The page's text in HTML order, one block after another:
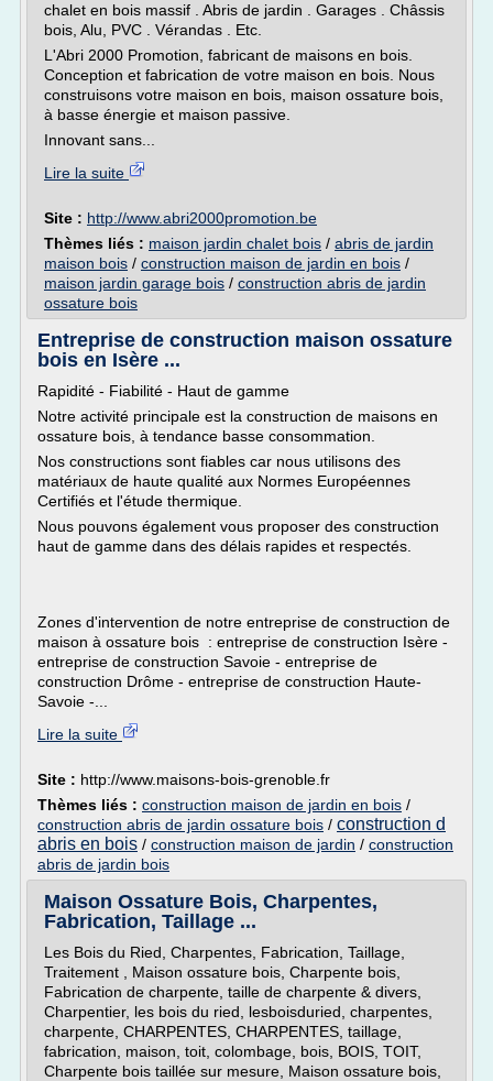
chalet en bois massif . Abris de jardin . Garages . Châssis
bois, Alu, PVC . Vérandas . Etc.
L'Abri 2000 Promotion, fabricant de maisons en bois.
Conception et fabrication de votre maison en bois. Nous
construisons votre maison en bois, maison ossature bois,
à basse énergie et maison passive.
Innovant sans...
Lire la suite
Site : http://www.abri2000promotion.be
Thèmes liés : maison jardin chalet bois / abris de jardin
maison bois / construction maison de jardin en bois /
maison jardin garage bois / construction abris de jardin
ossature bois
Entreprise de construction maison ossature
bois en Isère ...
Rapidité - Fiabilité - Haut de gamme
Notre activité principale est la construction de maisons en
ossature bois, à tendance basse consommation.
Nos constructions sont fiables car nous utilisons des
matériaux de haute qualité aux Normes Européennes
Certifiés et l'étude thermique.
Nous pouvons également vous proposer des construction
haut de gamme dans des délais rapides et respectés.
Zones d'intervention de notre entreprise de construction de
maison à ossature bois : entreprise de construction Isère -
entreprise de construction Savoie - entreprise de
construction Drôme - entreprise de construction Haute-
Savoie -...
Lire la suite
Site : http://www.maisons-bois-grenoble.fr
Thèmes liés : construction maison de jardin en bois /
construction abris de jardin ossature bois / construction d
abris en bois / construction maison de jardin / construction
abris de jardin bois
Maison Ossature Bois, Charpentes,
Fabrication, Taillage ...
Les Bois du Ried, Charpentes, Fabrication, Taillage,
Traitement , Maison ossature bois, Charpente bois,
Fabrication de charpente, taille de charpente & divers,
Charpentier, les bois du ried, lesboisduried, charpentes,
charpente, CHARPENTES, CHARPENTES, taillage,
fabrication, maison, toit, colombage, bois, BOIS, TOIT,
Charpente bois taillée sur mesure, Maison ossature bois,